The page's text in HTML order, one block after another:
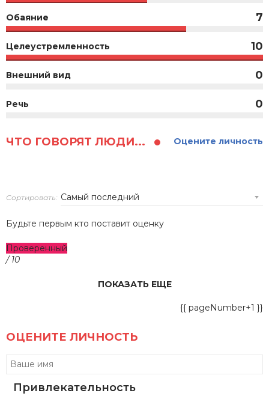
Обаяние 7
Целеустремленность 10
Внешний вид 0
Речь 0
ЧТО ГОВОРЯТ ЛЮДИ... Оцените личность
Сортировать:
Будьте первым кто поставит оценку
Проверенный
/ 10
ПОКАЗАТЬ ЕЩЕ
{{ pageNumber+1 }}
ОЦЕНИТЕ ЛИЧНОСТЬ
Привлекательность